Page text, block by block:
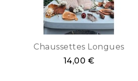
Chaussettes Longues
14,00 €